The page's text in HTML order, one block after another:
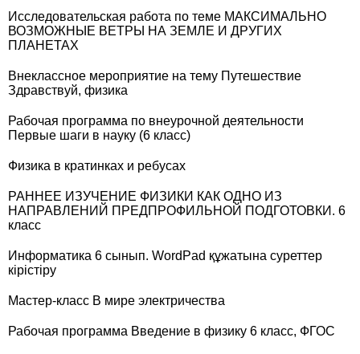
Исследовательская работа по теме МАКСИМАЛЬНО
ВОЗМОЖНЫЕ ВЕТРЫ НА ЗЕМЛЕ И ДРУГИХ
ПЛАНЕТАХ
Внеклассное мероприятие на тему Путешествие
Здравствуй, физика
Рабочая программа по внеурочной деятельности
Первые шаги в науку (6 класс)
Физика в кратинках и ребусах
РАННЕЕ ИЗУЧЕНИЕ ФИЗИКИ КАК ОДНО ИЗ
НАПРАВЛЕНИЙ ПРЕДПРОФИЛЬНОЙ ПОДГОТОВКИ. 6
класс
Информатика 6 сынып. WordPad құжатына суреттер
кірістіру
Мастер-класс В мире электричества
Рабочая программа Введение в физику 6 класс, ФГОС